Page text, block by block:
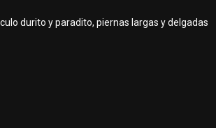
durito y paradito, piernas largas y delgadas